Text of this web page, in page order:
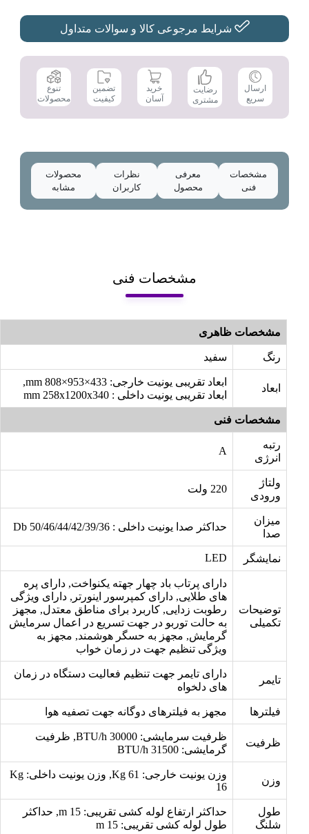
GAC-
TM30JN1
عدد
شرایط مرجوعی کالا و سوالات متداول
ارسال
سریع
رضایت
مشتری
خرید
آسان
تضمین
کیفیت
تنوع
محصولات
مشخصات
فنی
معرفی
محصول
نظرات
کاربران
محصولات
مشابه
مشخصات فنی
مشخصات ظاهری
رنگ سفید
ابعاد
ابعاد تقریبی یونیت خارجی: mm 808×953×433,
ابعاد تقریبی یونیت داخلی : mm 258x1200x340
مشخصات فنی
رتبه
انرژی
A
ولتاژ
ورودی
220 ولت
میزان
صدا
حداکثر صدا یونیت داخلی : Db 50/46/44/42/39/36
نمایشگر LED
توضیحات
تکمیلی
دارای پرتاب باد چهار جهته یکنواخت, دارای پره
های طلایی, دارای کمپرسور اینورتر, دارای ویژگی
رطوبت زدایی, کاربرد برای مناطق معتدل, مجهز
به حالت توربو در جهت تسریع در اعمال سرمایش
گرمایش, مجهز به حسگر هوشمند, مجهز به
ویژگی تنظیم جهت در زمان خواب
تایمر
دارای تایمر جهت تنظیم فعالیت دستگاه در زمان
های دلخواه
فیلترها مجهز به فیلترهای دوگانه جهت تصفیه هوا
ظرفیت
ظرفیت سرمایشی: BTU/h 30000, ظرفیت
گرمایشی: BTU/h 31500
وزن
وزن یونیت خارجی: Kg 61, وزن یونیت داخلی: Kg
16
طول
شلنگ
حداکثر ارتفاع لوله کشی تقریبی: m 15, حداکثر
طول لوله کشی تقریبی: m 15